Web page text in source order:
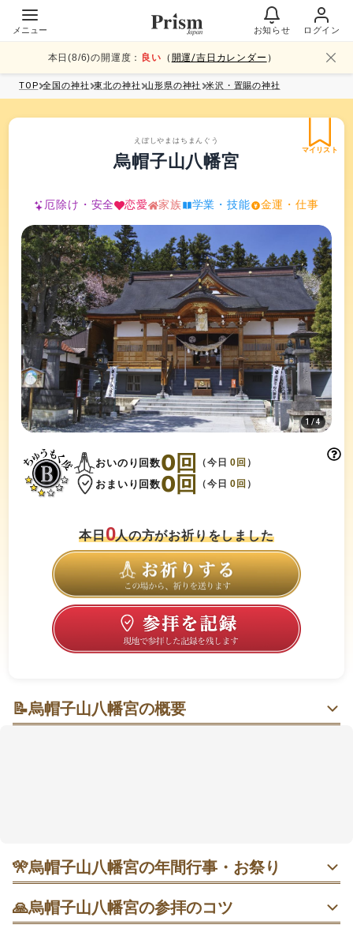
メニュー お知らせ ログイン
本日(8/6)の開運度： 良い （ 開運/吉日カレンダー ）
TOP 全国の神社 東北の神社 山形県の神社 米沢・置賜の神社
マイリスト
えぼしやまはちまんぐう
烏帽子山八幡宮
厄除け・安全 恋愛 家族 学業・技能 金運・仕事
1/4
おいのり回数0回 （今日0 回 ）
おまいり回数0回 （今日0 回 ）
本日0人の方がお祈りをしました
📝烏帽子山八幡宮の概要
平日を選ぶと歩きやすいかもしれません🍀
🎌烏帽子山八幡宮の年間行事・お祭り
・ 4月18日 大鳥居しめ縄掛替神事｜開始直後は混みやすい
ので、終了間際の観覧も選択肢。
🙏烏帽子山八幡宮の参拝のコツ